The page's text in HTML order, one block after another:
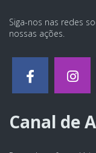
Siga-nos nas redes
nossas ações.
Canal de